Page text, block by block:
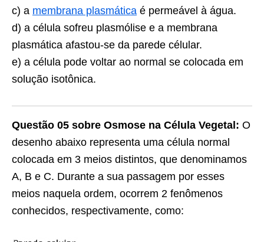
c) a membrana plasmática é permeável à água.
d) a célula sofreu plasmólise e a membrana
plasmática afastou-se da parede célular.
e) a célula pode voltar ao normal se colocada em
solução isotônica.
Questão 05 sobre Osmose na Célula Vegetal: O
desenho abaixo representa uma célula normal
colocada em 3 meios distintos, que denominamos
A, B e C. Durante a sua passagem por esses
meios naquela ordem, ocorrem 2 fenômenos
conhecidos, respectivamente, como: